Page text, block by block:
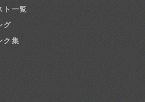
ト一覧
グ
ク集